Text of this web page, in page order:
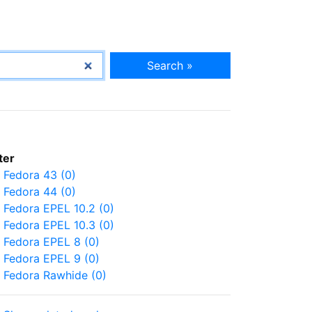
Search »
Fedora 43 (0)
Fedora 44 (0)
Fedora EPEL 10.2 (0)
Fedora EPEL 10.3 (0)
Fedora EPEL 8 (0)
Fedora EPEL 9 (0)
Fedora Rawhide (0)